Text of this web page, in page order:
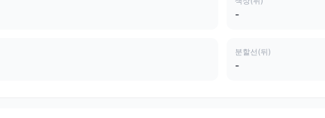
-
분할선(뒤)
-